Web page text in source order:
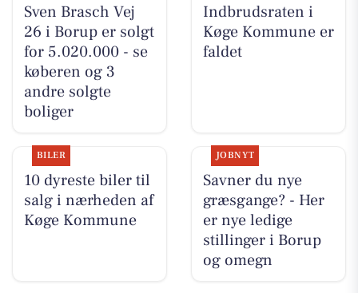
Sven Brasch Vej
26 i Borup er solgt
for 5.020.000 - se
køberen og 3
andre solgte
boliger
Indbrudsraten i
Køge Kommune er
faldet
BILER
10 dyreste biler til
salg i nærheden af
Køge Kommune
JOBNYT
Savner du nye
græsgange? - Her
er nye ledige
stillinger i Borup
og omegn